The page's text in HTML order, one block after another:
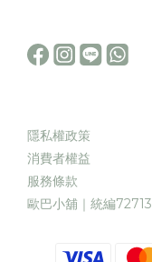
隱私權政策
消費者權益
服務條款
歐巴小舖｜統編